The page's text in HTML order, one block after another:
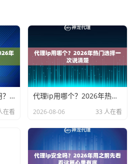
代理ip短效到底能不能用？2026年短效代理凭啥越来越火
在看
代理ip用哪个？2026年热门选择一次说清楚
2026-08-06 33 人在看